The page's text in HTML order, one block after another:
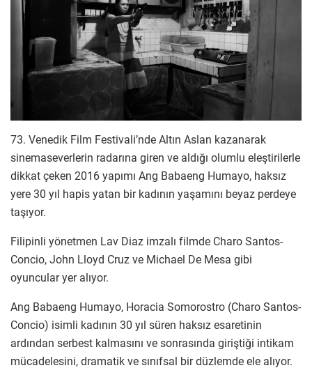
73. Venedik Film Festivali’nde Altın Aslan kazanarak
sinemaseverlerin radarına giren ve aldığı olumlu eleştirilerle
dikkat çeken 2016 yapımı Ang Babaeng Humayo, haksız
yere 30 yıl hapis yatan bir kadının yaşamını beyaz perdeye
taşıyor.
Filipinli yönetmen Lav Diaz imzalı filmde Charo Santos-
Concio, John Lloyd Cruz ve Michael De Mesa gibi
oyuncular yer alıyor.
Ang Babaeng Humayo, Horacia Somorostro (Charo Santos-
Concio) isimli kadının 30 yıl süren haksız esaretinin
ardından serbest kalmasını ve sonrasında giriştiği intikam
mücadelesini, dramatik ve sınıfsal bir düzlemde ele alıyor.